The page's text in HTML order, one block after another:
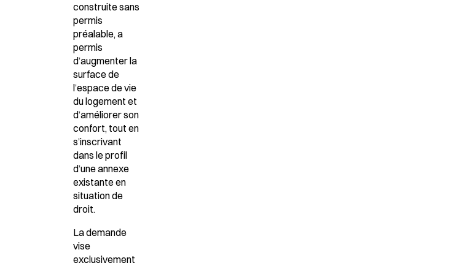
construite sans
permis
préalable, a
permis
d’augmenter la
surface de
l’espace de vie
du logement et
d’améliorer son
confort, tout en
s’inscrivant
dans leprofil
d’une annexe
existanteen
situation de
droit.
La demande
vise
exclusivement